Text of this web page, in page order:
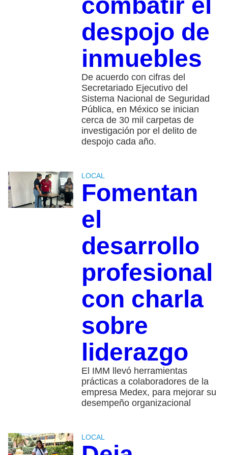
despojo de
inmuebles
De acuerdo con cifras del
Secretariado Ejecutivo del
Sistema Nacional de Seguridad
Pública, en México se inician
cerca de 30 mil carpetas de
investigación por el delito de
despojo cada año.
LOCAL
Fomentan
el
desarrollo
profesional
con charla
sobre
liderazgo
El IMM llevó herramientas
prácticas a colaboradores de la
empresa Medex, para mejorar su
desempeño organizacional
LOCAL